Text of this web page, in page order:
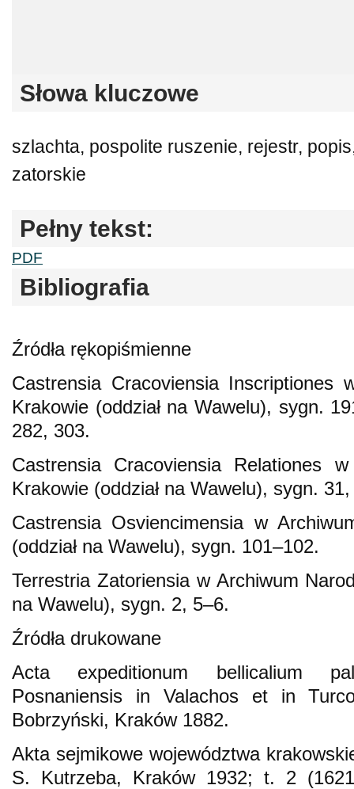
Słowa kluczowe
szlachta, pospolite ruszenie, rejestr,
zatorskie
Pełny tekst:
PDF
Bibliografia
Źródła rękopiśmienne
Castrensia Cracoviensia Inscriptiones
Krakowie (oddział na Wawelu), sygn.
282, 303.
Castrensia Cracoviensia Relationes
Krakowie (oddział na Wawelu), sygn.
Castrensia Osviencimensia w
(oddział na Wawelu), sygn. 101–102.
Terrestria Zatoriensia w Archiwum
na Wawelu), sygn. 2, 5–6.
Źródła drukowane
Acta expeditionum bellicalium
Posnaniensis in Valachos et in
Bobrzyński, Kraków 1882.
Akta sejmikowe województwa
S. Kutrzeba, Kraków 1932; t. 2